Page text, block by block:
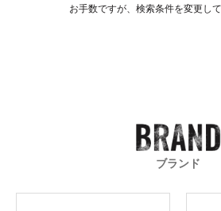
お手数ですが、検索条件を変更して
ブランド